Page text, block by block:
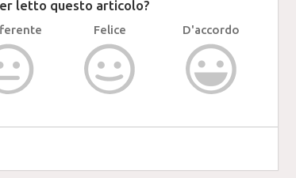
letto questo articolo?
Felice D'accordo